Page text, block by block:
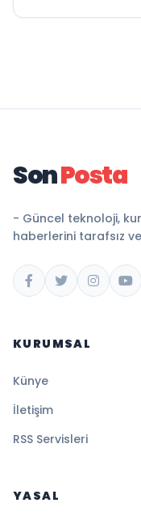
SonPosta
- Güncel teknoloji,
haberlerini tarafsız ve
KURUMSAL
Künye
İletişim
RSS Servisleri
YASAL